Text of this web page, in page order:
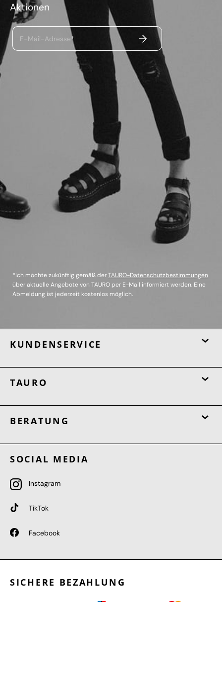
Aktionen
E-Mail-Adresse* ABSENDEN
*Ich möchte zukünftig gemäß derTAURO-Datenschutzbestimmungen
über aktuelle Angebote von TAURO per E-Mail informiert werden. Eine
Abmeldung ist jederzeit kostenlos möglich.
KUNDENSERVICE
TAURO
BERATUNG
SOCIAL MEDIA
Instagram
TikTok
Facebook
SICHERE BEZAHLUNG